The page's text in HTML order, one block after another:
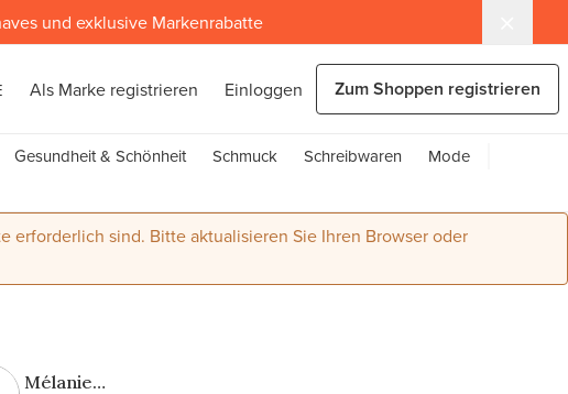
und exklusive Markenrabatte
Als Marke registrieren Einloggen Zum Shoppen registrieren
Gesundheit & Schönheit Schmuck Schreibwaren
Mode
erforderlich sind. Bitte aktualisieren Sie Ihren Browser oder
Mélanie